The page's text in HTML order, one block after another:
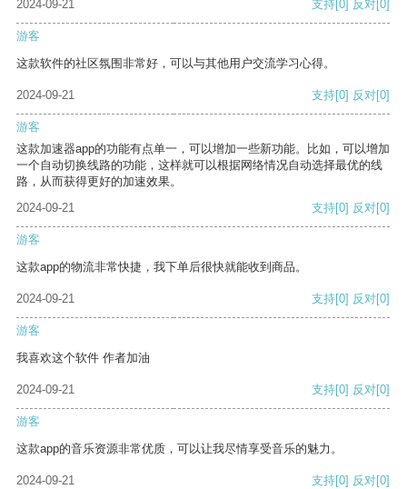
2024-09-21 支持 [0] 反对 [0]
游客
这款软件的社区氛围非常好，可以与其他用户交流学习心得。
2024-09-21 支持[0] 反对[0]
游客
这款加速器app的功能有点单一，可以增加一些新功能。比如，可以增加
一个自动切换线路的功能，这样就可以根据网络情况自动选择最优的线
路，从而获得更好的加速效果。
2024-09-21
支持[0] 反对[0]
游客
这款app的物流非常快捷，我下单后很快就能收到商品。
2024-09-21 支持[0] 反对[0]
游客
我喜欢这个软件 作者加油
2024-09-21 支持[0] 反对[0]
游客
这款app的音乐资源非常优质，可以让我尽情享受音乐的魅力。
2024-09-21 支持[0] 反对[0]